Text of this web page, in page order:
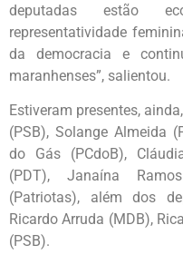
deputadas estão
representatividade
da democracia e
maranhenses”, salientou.
Estiveram presentes,
(PSB), Solange Almeida
do Gás (PCdoB),
(PDT), Janaína
(Patriotas), além dos
Ricardo Arruda (MDB),
(PSB).